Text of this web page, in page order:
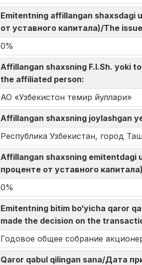
Emitentning affillangan shaxsdagi
от уставного капитала)/The
0%
Affillangan shaxsning F.I.Sh. yoki
the affiliated person:
АО «Узбекистон темир йуллари»
Affillangan shaxsning joylashgan
Республика Узбекистан, город
Affillangan shaxsning emitentdagi
проценте от уставного
0%
Emitentning bitim bo‘yicha qaror
made the decision on the
Годовое общее собрание
Qaror qabul qilingan sana/Дата